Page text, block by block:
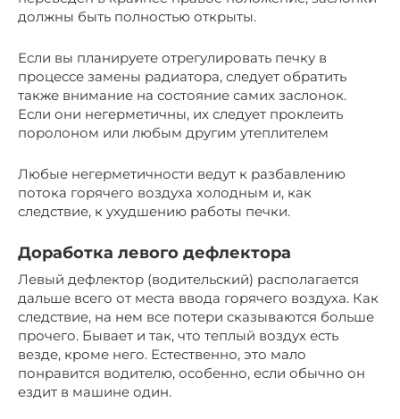
должны быть полностью открыты.
Если вы планируете отрегулировать печку в
процессе замены радиатора, следует обратить
также внимание на состояние самих заслонок.
Если они негерметичны, их следует проклеить
поролоном или любым другим утеплителем
Любые негерметичности ведут к разбавлению
потока горячего воздуха холодным и, как
следствие, к ухудшению работы печки.
Доработка левого дефлектора
Левый дефлектор (водительский) располагается
дальше всего от места ввода горячего воздуха. Как
следствие, на нем все потери сказываются больше
прочего. Бывает и так, что теплый воздух есть
везде, кроме него. Естественно, это мало
понравится водителю, особенно, если обычно он
ездит в машине один.